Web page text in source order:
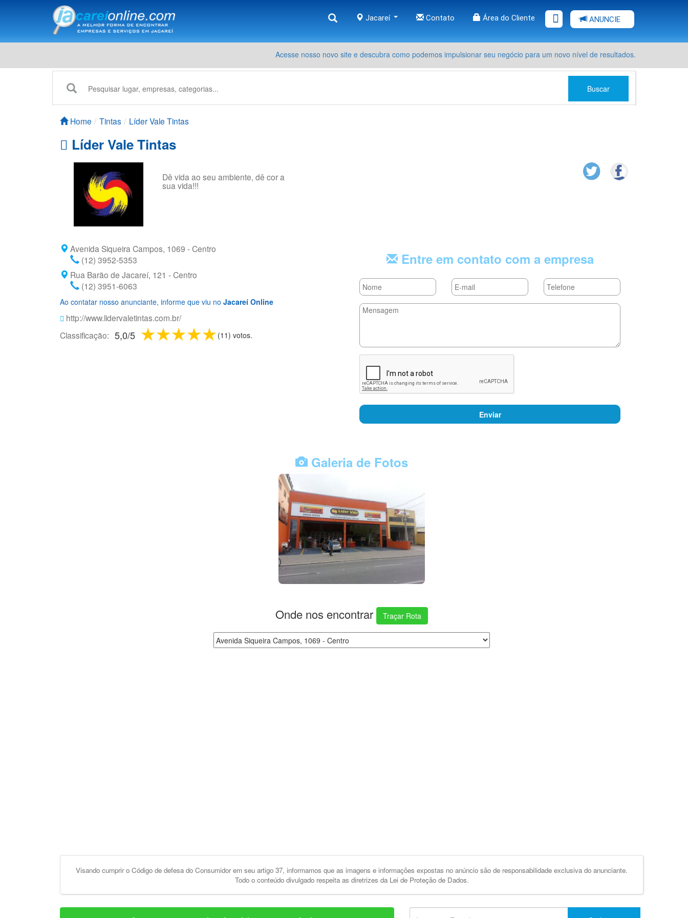
Jacareí Contato Área do Cliente ANUNCIE
Acesse nosso novo site e descubra como podemos impulsionar seu negócio para um novo nível de resultados.
Buscar
Home Tintas Líder Vale Tintas
Líder Vale Tintas
Dê vida ao seu ambiente, dê cor a
sua vida!!!
Avenida Siqueira Campos, 1069 - Centro
(12) 3952-5353
Rua Barão de Jacareí, 121 - Centro
(12) 3951-6063
Ao contatar nosso anunciante, informe que viu no Jacareí Online
http://www.lidervaletintas.com.br/
Classificação: 5,0/5 5 stars
4 stars
3 stars
2 stars
1 star (11) votos.
Entre em contato com a empresa
Enviar
Galeria de Fotos
Onde nos encontrar Traçar Rota
Visando cumprir o Código de defesa do Consumidor em seu artigo 37, informamos que as imagens e informações expostas no anúncio são de responsabilidade exclusiva do anunciante.
Todo o conteúdo divulgado respeita as diretrizes da Lei de Proteção de Dados.